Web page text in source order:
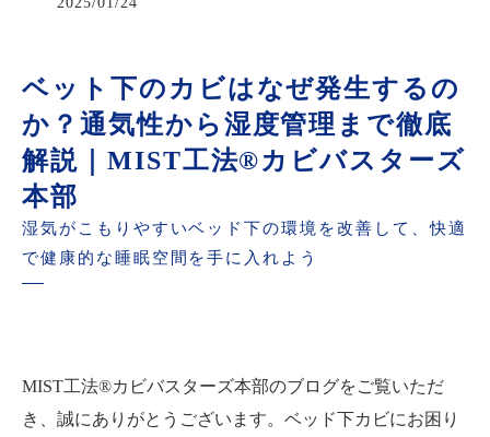
ベット下のカビはなぜ発生するの
か？通気性から湿度管理まで徹底
解説｜MIST工法®カビバスターズ
本部
湿気がこもりやすいベッド下の環境を改善して、快適
で健康的な睡眠空間を手に入れよう
MIST工法®カビバスターズ本部のブログをご覧いただ
き、誠にありがとうございます。ベッド下カビにお困り